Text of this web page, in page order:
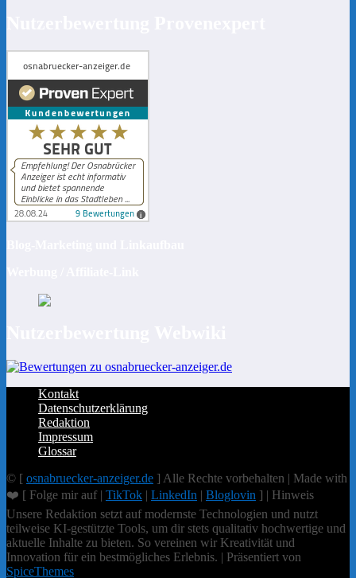
Kontakt
Datenschutzerklärung
Redaktion
Impressum
Glossar
© [ osnabruecker-anzeiger.de ] Alle Rechte vorbehalten | Made with
❤️ [ Folge mir auf | TikTok | LinkedIn | Bloglovin ] | Hinweis
Unsere Redaktion setzt auf modernste Technologien und nutzt
teilweise KI-gestützte Tools, um dir stets qualitativ hochwertige und
aktuelle Inhalte zu bieten. So vereinen wir Kreativität und
Innovation für ein bestmögliches Erlebnis. | Präsentiert von
SpiceThemes